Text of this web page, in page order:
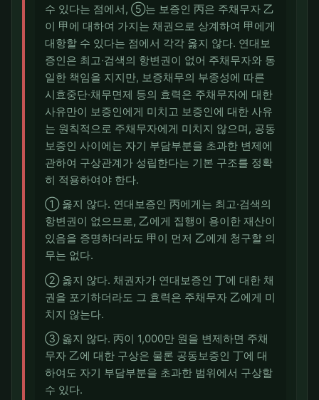
수 있다는 점에서, ⑤는 보증인 丙은 주채무자 乙
이 甲에 대하여 가지는 채권으로 상계하여 甲에게
대항할 수 있다는 점에서 각각 옳지 않다. 연대보
증인은 최고·검색의 항변권이 없어 주채무자와 동
일한 책임을 지지만, 보증채무의 부종성에 따른
시효중단·채무면제 등의 효력은 주채무자에 대한
사유만이 보증인에게 미치고 보증인에 대한 사유
는 원칙적으로 주채무자에게 미치지 않으며, 공동
보증인 사이에는 자기 부담부분을 초과한 변제에
관하여 구상관계가 성립한다는 기본 구조를 정확
히 적용하여야 한다.
① 옳지 않다. 연대보증인 丙에게는 최고·검색의
항변권이 없으므로, 乙에게 집행이 용이한 재산이
있음을 증명하더라도 甲이 먼저 乙에게 청구할 의
무는 없다.
② 옳지 않다. 채권자가 연대보증인 丁에 대한 채
권을 포기하더라도 그 효력은 주채무자 乙에게 미
치지 않는다.
③ 옳지 않다. 丙이 1,000만 원을 변제하면 주채
무자 乙에 대한 구상은 물론 공동보증인 丁에 대
하여도 자기 부담부분을 초과한 범위에서 구상할
수 있다.